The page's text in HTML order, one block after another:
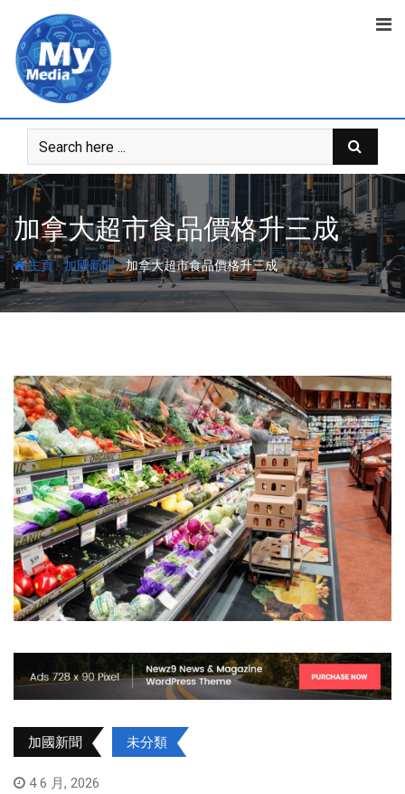
加拿大超市食品價格升三成
主頁-加國新聞-加拿大超市食品價格升三成
加國新聞 未分類
4 6 月, 2026